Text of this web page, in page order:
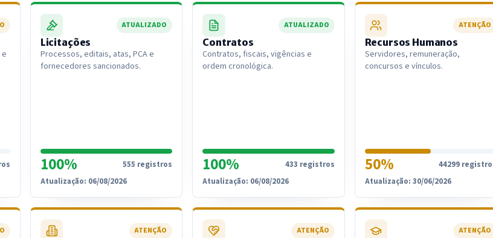
ATUALIZADO
Licitações
Processos, editais, atas, PCA e
fornecedores sancionados.
100%
555 registros
Atualização: 06/08/2026
ATUALIZADO
Contratos
Contratos, fiscais, vigências e
ordem cronológica.
100%
433 registros
Atualização: 06/08/2026
ATENÇÃO
Recursos Humanos
Servidores, remuneração,
concursos e vínculos.
50%
44299
Atualização: 30/06/2026
ATENÇÃO ATENÇÃO ATENÇÃO